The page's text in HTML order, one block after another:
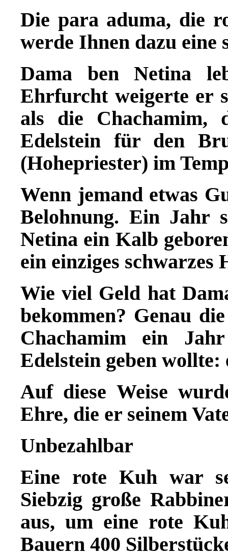
Die para aduma, die
werde Ihnen dazu eine
Dama ben Netina
Ehrfurcht weigerte er
als die Chachamim,
Edelstein für den
(Hohepriester) im
Wenn jemand etwas
Belohnung. Ein Jahr
Netina ein Kalb
ein einziges schwarzes
Wie viel Geld hat
bekommen? Genau
Chachamim ein
Edelstein geben
Auf diese Weise
Ehre, die er seinem
Unbezahlbar
Eine rote Kuh war
Siebzig große
aus, um eine rote
Bauern 400 Silberstü